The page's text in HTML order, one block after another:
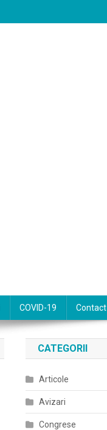
COVID-19 Contact
CATEGORII
Articole
Avizari
Congrese